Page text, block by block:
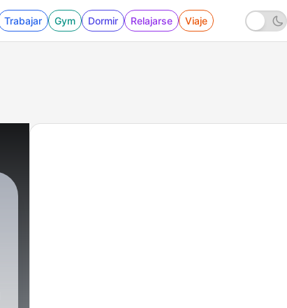
Trabajar Gym Dormir Relajarse Viaje